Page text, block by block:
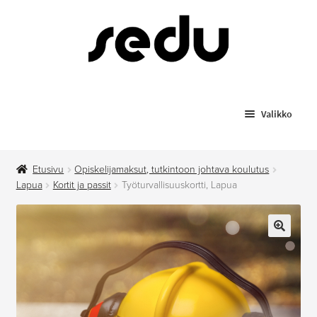
Siirry
navigointiin
Siirry
sisältöön
Valikko
Todistusjäljennökset
tason
valikko
Etusivu
Opiskelijamaksut, tutkintoon johtava koulutus
Lapua
Kortit ja passit Työturvallisuuskortti, Lapua